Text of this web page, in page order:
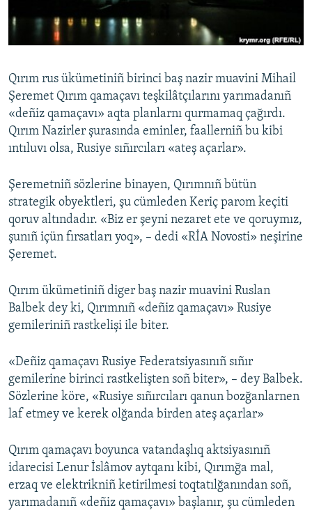
Русский
Українською
QOŞULIÑIZ!
RFE/RS bütün saytları
Qırım rus ükümetiniñ birinci baş nazir muavini Mihail
Şeremet Qırım qamaçavı teşkilâtçılarını yarımadanıñ
«deñiz qamaçavı» aqta planlarnı qurmamaq çağırdı.
Qırım Nazirler şurasında eminler, faallerniñ bu kibi
ıntıluvı olsa, Rusiye sıñırcıları «ateş açarlar».
Şeremetniñ sözlerine binayen, Qırımnıñ bütün
strategik obyektleri, şu cümleden Keriç parom keçiti
qoruv altındadır. «Biz er şeyni nezaret ete ve qoruymız,
şunıñ içün fırsatları yoq», – dedi «RİA Novosti» neşirine
Şeremet.
Qırım ükümetiniñ diger baş nazir muavini Ruslan
Balbek dey ki, Qırımnıñ «deñiz qamaçavı» Rusiye
gemileriniñ rastkelişi ile biter.
«Deñiz qamaçavı Rusiye Federatsiyasınıñ sıñır
gemilerine birinci rastkelişten soñ biter», – dey Balbek.
Sözlerine köre, «Rusiye sıñırcıları qanun bozğanlarnen
laf etmey ve kerek olğanda birden ateş açarlar»
Qırım qamaçavı boyunca vatandaşlıq aktsiyasınıñ
idarecisi Lenur İslâmov aytqanı kibi, Qırımğa mal,
erzaq ve elektrikniñ ketirilmesi toqtatılğanından soñ,
yarımadanıñ «deñiz qamaçavı» başlanır, şu cümleden